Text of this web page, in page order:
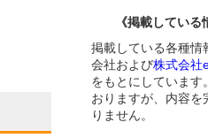
《掲載している
掲載している各種情
会社および株式会社
をもとにしています
おりますが、内容を
りません。